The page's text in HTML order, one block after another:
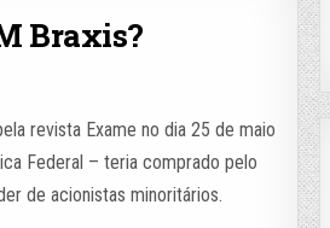
Braxis?
revista Exame no dia 25 de maio
Federal – teria comprado pelo
de acionistas minoritários.